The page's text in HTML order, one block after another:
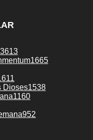
3613
1665
Dioses1538
1160
952